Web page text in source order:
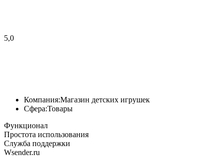
5,0
Компания:Магазин детских игрушек
Сфера:Товары
Функционал
Простота использования
Служба поддержки
Wsender.ru